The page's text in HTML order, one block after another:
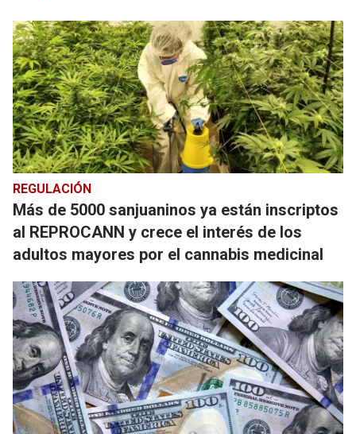
REGULACIÓN
Más de 5000 sanjuaninos ya están inscriptos
al REPROCANN y crece el interés de los
adultos mayores por el cannabis medicinal